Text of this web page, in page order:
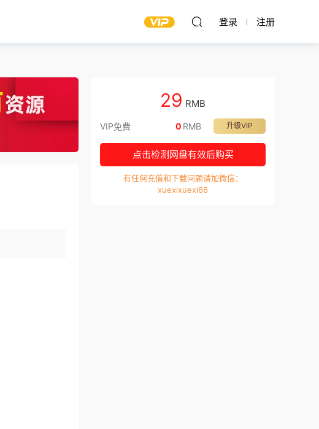
登录 注册
29 RMB
VIP免费 升级VIP
0 RMB
点击检测网盘有效后购买
有任何充值和下载问题请加微信：
xuexixuexi66